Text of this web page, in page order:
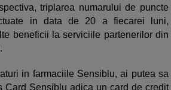
triplarea numarului de puncte
in data de 20 a fiecarei luni,
beneficii la serviciile partenerilor din
in farmaciile Sensiblu, ai putea sa
Card Sensiblu adica un card de credit